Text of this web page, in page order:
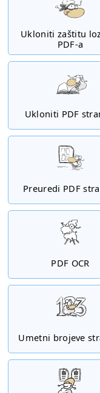
Ukloniti zaštitu
PDF-a
Ukloniti PDF
Preuredi PDF
PDF OCR
Umetni brojeve